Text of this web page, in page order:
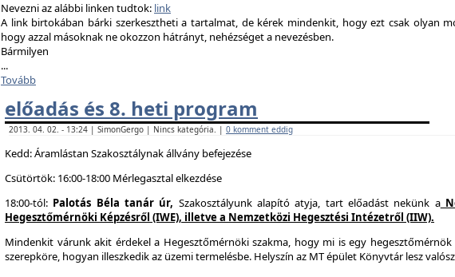
Nevezni az alábbi linken tudtok: link
A link birtokában bárki szerkesztheti a tartalmat, de kérek mindenkit, hogy ezt csak olyan
hogy azzal másoknak ne okozzon hátrányt, nehézséget a nevezésben.
Bármilyen
...
Tovább
előadás és 8. heti program
2013. 04. 02. - 13:24 | SimonGergo | Nincs kategória. | 0 komment eddig
Kedd: Áramlástan Szakosztálynak állvány befejezése
Csütörtök: 16:00-18:00 Mérlegasztal elkezdése
18:00-tól: Palotás Béla tanár úr, Szakosztályunk alapító atyja, tart előadást nekünk a
Hegesztőmérnöki Képzésről (IWE), illetve a Nemzetközi Hegesztési Intézetről (IIW).
Mindenkit várunk akit érdekel a Hegesztőmérnöki szakma, hogy mi is egy hegesztőmérnök
szerepköre, hogyan illeszkedik az üzemi termelésbe. Helyszín az MT épület Könyvtár lesz